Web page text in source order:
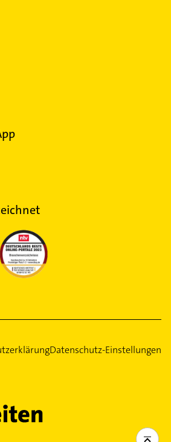
Datenschutz-Einstellungen